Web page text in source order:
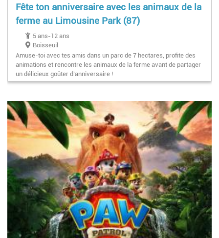
Fête ton anniversaire avec les animaux de la
ferme au Limousine Park (87)
5 ans-12 ans
Boisseuil
Amuse-toi avec tes amis dans un parc de 7 hectares, profite des
animations et rencontre les animaux de la ferme avant de partager
un délicieux goûter d’anniversaire !